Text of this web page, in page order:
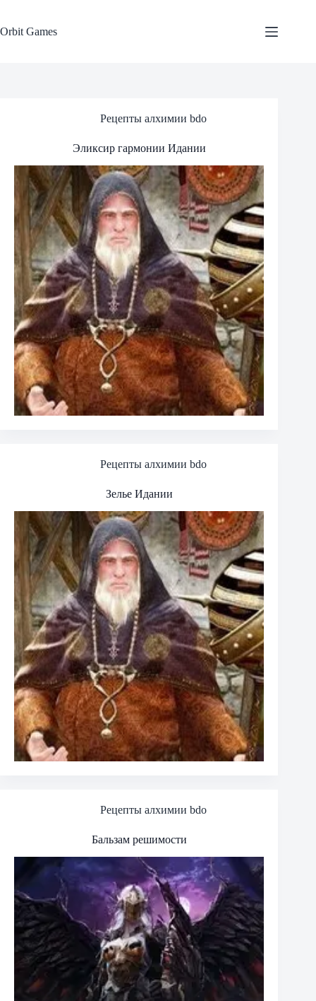
content
Orbit Games
Рецепты алхимии bdo
Эликсир гармонии Идании
Рецепты алхимии bdo
Зелье Идании
Рецепты алхимии bdo
Бальзам решимости